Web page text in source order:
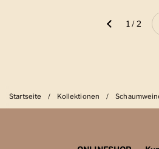
Zurück 1 / 2
Startseite / Kollektionen /